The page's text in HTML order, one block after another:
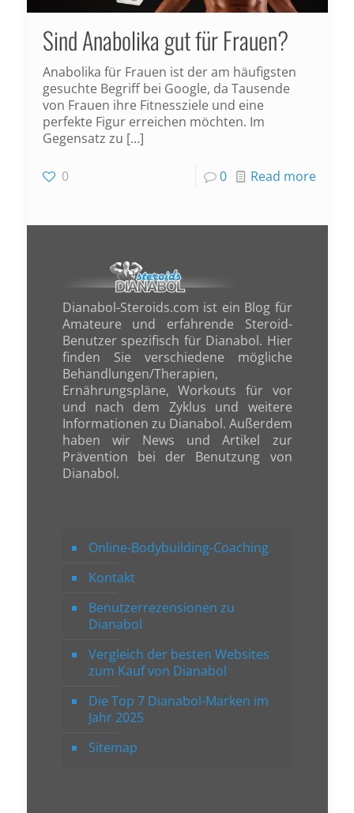
Sind Anabolika gut für Frauen?
Anabolika für Frauen ist der am häufigsten
gesuchte Begriff bei Google, da Tausende
von Frauen ihre Fitnessziele und eine
perfekte Figur erreichen möchten. Im
Gegensatz zu […]
0 0 Read more
Dianabol-Steroids.com ist ein Blog für
Amateure und erfahrende Steroid-
Benutzer spezifisch für Dianabol. Hier
finden Sie verschiedene mögliche
Behandlungen/Therapien,
Ernährungspläne, Workouts für vor
und nach dem Zyklus und weitere
Informationen zu Dianabol. Außerdem
haben wir News und Artikel zur
Prävention bei der Benutzung von
Dianabol.
Online-Bodybuilding-Coaching
Kontakt
Benutzerrezensionen zu
Dianabol
Vergleich der besten Websites
zum Kauf von Dianabol
Die Top 7 Dianabol-Marken im
Jahr 2025
Sitemap